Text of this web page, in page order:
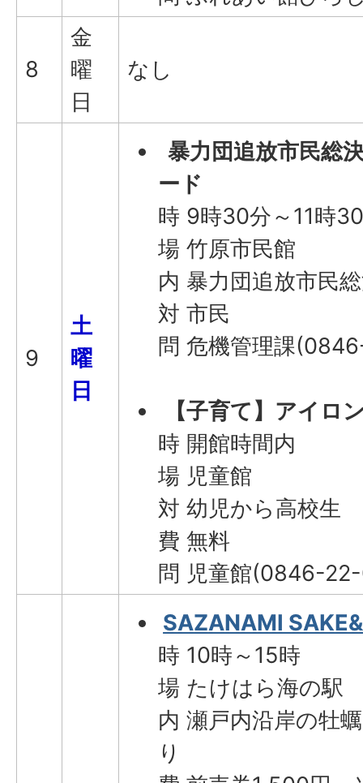
8
金
曜
日
なし
9
土
曜
日
暴力団追放市民総
ード
時 9時30分～11時
場 竹原市民館
内 暴力団追放市民
対 市民
問 危機管理課
【子育て】アイロ
時 開館時間内
場 児童館
対 幼児から高校生
費 無料
問 児童館(0846-
SAZANAMI
時 10時～15時
場 たけはら海の駅
内 瀬戸内沿岸の牡
り